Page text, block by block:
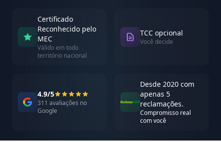
Certificado
Reconhecido pelo
MEC
Válido em todo
território nacional
TCC opcional
Você decide
4.9/5
311 avaliações no
Google
Desde 2020 com
apenas 5
reclamações.
Compromisso real
com você